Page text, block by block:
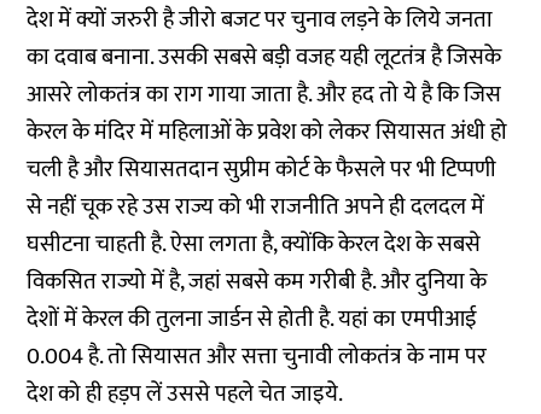
देश में क्यों जरुरी है जीरो बजट पर चुनाव लड़ने के लिये जनता
का दवाब बनाना. उसकी सबसे बड़ी वजह यही लूटतंत्र है जिसके
आसरे लोकतंत्र का राग गाया जाता है. और हद तो ये है कि जिस
केरल के मंदिर में महिलाओं के प्रवेश को लेकर सियासत अंधी हो
चली है और सियासतदान सुप्रीम कोर्ट के फैसले पर भी टिप्पणी
से नहीं चूक रहे उस राज्य को भी राजनीति अपने ही दलदल में
घसीटना चाहती है. ऐसा लगता है, क्योंकि केरल देश के सबसे
विकसित राज्यो में है, जहां सबसे कम गरीबी है. और दुनिया के
देशों में केरल की तुलना जार्डन से होती है. यहां का एमपीआई
0.004 है. तो सियासत और सत्ता चुनावी लोकतंत्र के नाम पर
देश को ही हड़प लें उससे पहले चेत जाइये.